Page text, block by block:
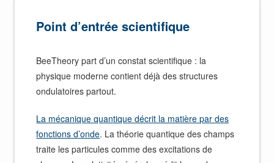
Point d’entrée scientifique
BeeTheory part d’un constat scientifique : la
physique moderne contient déjà des structures
ondulatoires partout.
La mécanique quantique décrit la matière par des
fonctions d’onde. La théorie quantique des champs
traite les particules comme des excitations de